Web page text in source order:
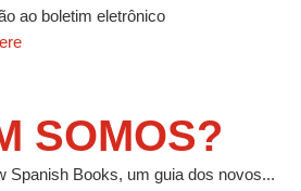
ao boletim eletrônico
SOMOS?
Spanish Books, um guia dos novos...